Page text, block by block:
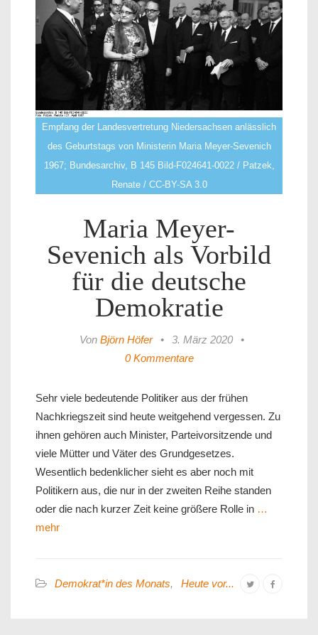
Empfang der Landesvertretung Niedersachsen anlässlich
des Geburtstags von Ministerin Maria Meyer-Sevenich
1967; Bundesarchiv, B 145 Bild-F024641-0022 / Patzek,
Renate / CC-BY-SA 3.0
Maria Meyer-
Sevenich als Vorbild
für die deutsche
Demokratie
Von Björn Höfer • 3. März 2020
•
0 Kommentare
Sehr viele bedeutende Politiker aus der frühen
Nachkriegszeit sind heute weitgehend vergessen. Zu
ihnen gehören auch Minister, Parteivorsitzende und
viele Mütter und Väter des Grundgesetzes.
Wesentlich bedenklicher sieht es aber noch mit
Politikern aus, die nur in der zweiten Reihe standen
oder die nach kurzer Zeit keine größere Rolle in …
mehr
Demokrat*in des Monats, Heute vor...